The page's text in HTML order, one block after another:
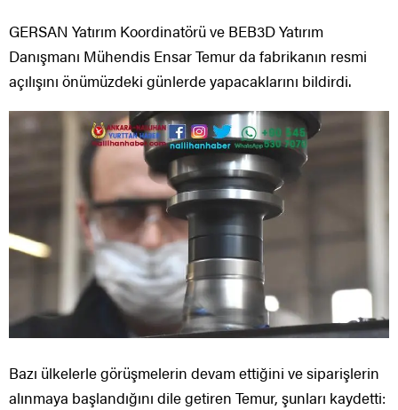
GERSAN Yatırım Koordinatörü ve BEB3D Yatırım
Danışmanı Mühendis Ensar Temur da fabrikanın resmi
açılışını önümüzdeki günlerde yapacaklarını bildirdi.
Bazı ülkelerle görüşmelerin devam ettiğini ve siparişlerin
alınmaya başlandığını dile getiren Temur, şunları kaydetti: